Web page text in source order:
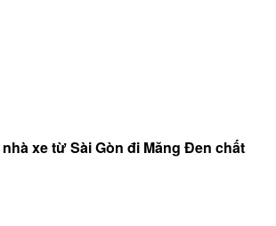
xe từ Sài Gòn đi Măng Đen chất